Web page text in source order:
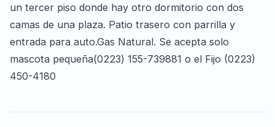
un tercer piso donde hay otro dormitorio con dos
camas de una plaza. Patio trasero con parrilla y
entrada para auto.Gas Natural. Se acepta solo
mascota pequeña(0223) 155-739881 o el Fijo (0223)
450-4180